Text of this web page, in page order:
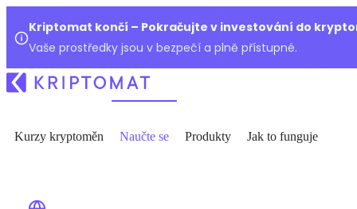
Kriptomat končí – Pokračujte v investování do
Vaše prostředky jsou v bezpečí a plně přístupné.
Kurzy kryptoměn Naučte se Produkty Jak to funguje